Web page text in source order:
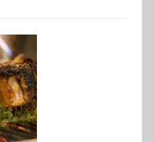
–
die
Gelegenheit,
neue
Reiseziele
zu